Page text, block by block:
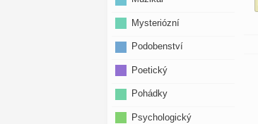
Mysteriózní
Podobenství
Poetický
Pohádky
Psychologický